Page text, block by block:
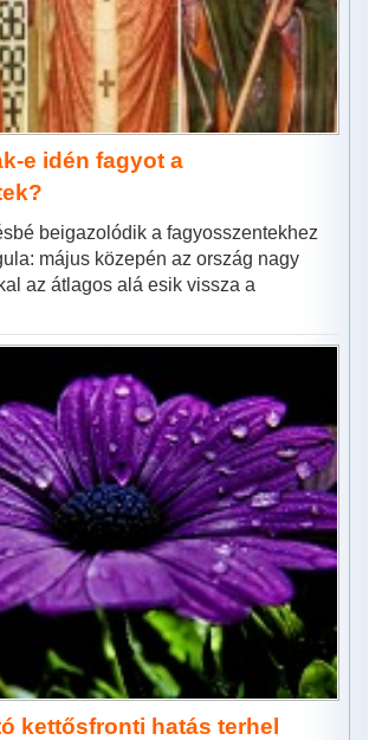
e idén fagyot a
beigazolódik a fagyosszentekhez
május közepén az ország nagy
az átlagos alá esik vissza a
kettősfronti hatás terhel